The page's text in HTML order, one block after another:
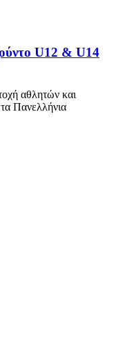
U12 & U14
αθλητών και
Πανελλήνια